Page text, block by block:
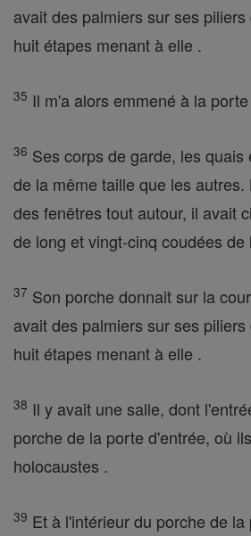
avait des palmiers sur ses
huit étapes menant à elle .
35 Il m'a alors emmené à la
36 Ses corps de garde, les
de la même taille que les
des fenêtres tout autour, il avait
de long et vingt-cinq coudées de
37 Son porche donnait sur la
avait des palmiers sur ses
huit étapes menant à elle .
38 Il y avait une salle, dont
porche de la porte d'entrée, où
holocaustes .
39 Et à l'intérieur du porche de